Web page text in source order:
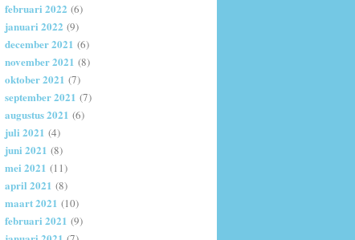
februari 2022 (6)
januari 2022 (9)
december 2021 (6)
november 2021 (8)
oktober 2021 (7)
september 2021 (7)
augustus 2021 (6)
juli 2021 (4)
juni 2021 (8)
mei 2021 (11)
april 2021 (8)
maart 2021 (10)
februari 2021 (9)